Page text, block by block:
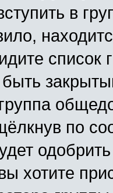
в
список
по
хотите